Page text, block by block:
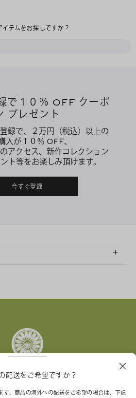
イテムをお探しですか？
で１０％ OFF クーポ
プレゼント
録で、２万円（税込）以上の
入が１０％ OFF、
アクセス、新作コレクション
ト等をお楽しみ頂けます。
今すぐ登録
、女性起業家が持続可能な企業を築
配送をご希望ですか？
。商品の海外への配送をご希望の場合は、下記